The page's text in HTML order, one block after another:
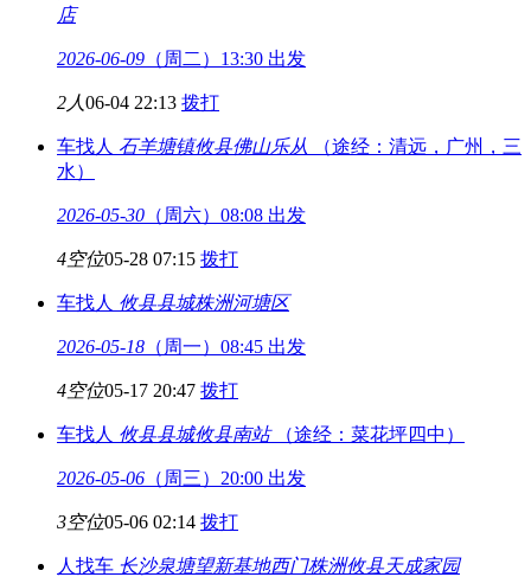
店
2026-06-09 （周二）13:30 出发
2人06-04 22:13 拨打
车找人 石羊塘镇攸县佛山乐从
（途经：清远，广州，三
水）
2026-05-30 （周六）08:08 出发
4空位05-28 07:15 拨打
车找人 攸县县城株洲河塘区
2026-05-18 （周一）08:45 出发
4空位05-17 20:47 拨打
车找人 攸县县城攸县南站 （途经：菜花坪四中）
2026-05-06 （周三）20:00 出发
3空位05-06 02:14 拨打
人找车 长沙泉塘望新基地西门株洲攸县天成家园